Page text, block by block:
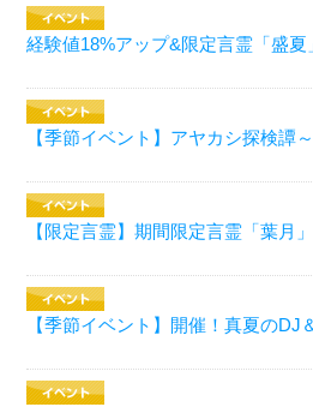
経験値18%アップ&限定言霊「盛夏
【季節イベント】アヤカシ探検譚
【限定言霊】期間限定言霊「葉月
【季節イベント】開催！真夏のDJ